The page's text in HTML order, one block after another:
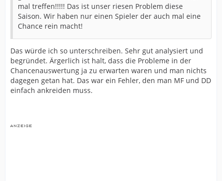
mal treffen!!!!! Das ist unser riesen Problem diese
Saison. Wir haben nur einen Spieler der auch mal eine
Chance rein macht!
Das würde ich so unterschreiben. Sehr gut analysiert und
begründet. Ärgerlich ist halt, dass die Probleme in der
Chancenauswertung ja zu erwarten waren und man nichts
dagegen getan hat. Das war ein Fehler, den man MF und DD
einfach ankreiden muss.